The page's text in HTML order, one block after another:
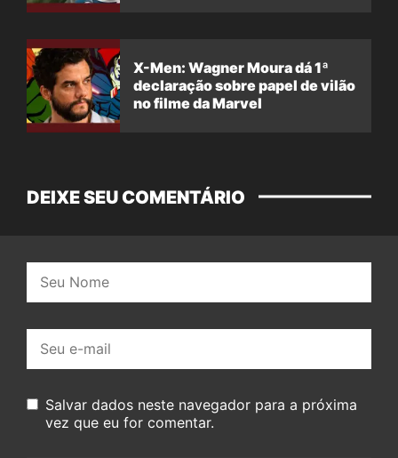
X-Men: Wagner Moura dá 1ª
declaração sobre papel de vilão
no filme da Marvel
DEIXE SEU COMENTÁRIO
mail:
Salvar dados neste navegador para a próxima
vez que eu for comentar.